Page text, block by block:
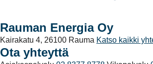
Rauman Energia Oy
Kairakatu 4, 26100 Rauma Katso kaikki
Ota yhteyttä